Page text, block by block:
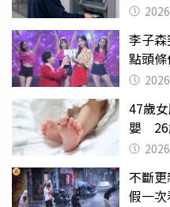
李子
點頭
47歲
嬰 26
不斷
假一